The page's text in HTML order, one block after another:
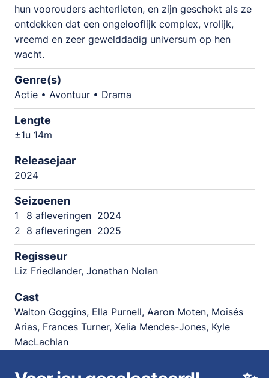
hun voorouders achterlieten, en zijn geschokt als ze
ontdekken dat een ongelooflijk complex, vrolijk,
vreemd en zeer gewelddadig universum op hen
wacht.
Genre(s)
Actie • Avontuur • Drama
Lengte
±1u 14m
Releasejaar
2024
Seizoenen
1 8 afleveringen 2024
2 8 afleveringen 2025
Regisseur
Liz Friedlander, Jonathan Nolan
Cast
Walton Goggins, Ella Purnell, Aaron Moten, Moisés
Arias, Frances Turner, Xelia Mendes-Jones, Kyle
MacLachlan